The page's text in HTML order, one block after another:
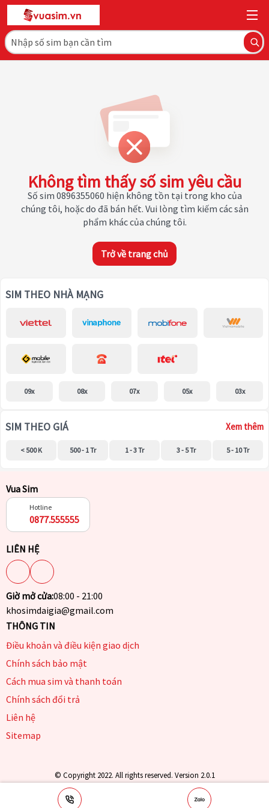
Không tìm thấy số sim yêu cầu
Số sim 0896355060 hiện không tồn tại trong kho của
chúng tôi, hoặc do đã bán hết. Vui lòng tìm kiếm các sản
phẩm khác của chúng tôi.
Trở về trang chủ
SIM THEO NHÀ MẠNG
09x 08x 07x 05x 03x
SIM THEO GIÁ Xem thêm
< 500 K 500 - 1 Tr 1 - 3 Tr 3 - 5 Tr 5 - 10 Tr
Vua Sim
Hotline
0877.555555
LIÊN HỆ
Giờ mở cửa:08:00 - 21:00
khosimdaigia@gmail.com
THÔNG TIN
Điều khoản và điều kiện giao dịch
Chính sách bảo mật
Cách mua sim và thanh toán
Chính sách đổi trả
Liên hệ
Sitemap
© Copyright 2022. All rights reserved. Version 2.0.1